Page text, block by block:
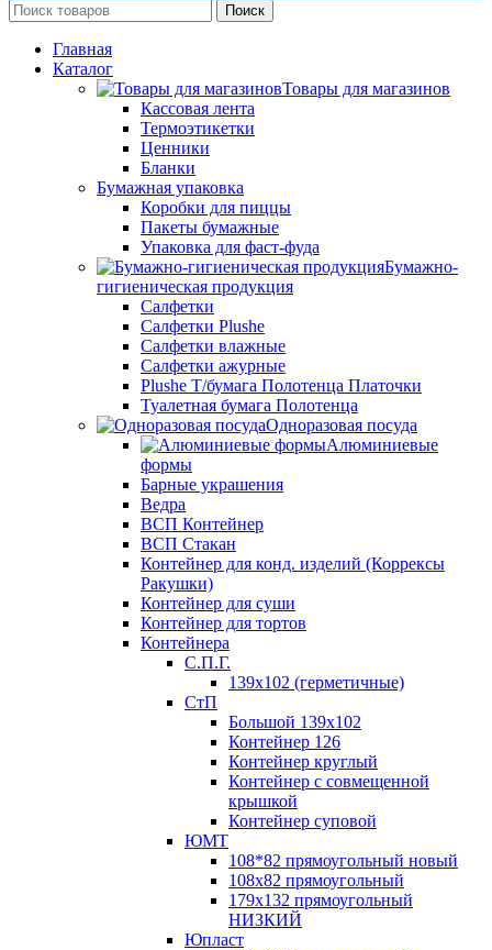
Поиск
Главная
Каталог
Товары для магазинов
Кассовая лента
Термоэтикетки
Ценники
Бланки
Бумажная упаковка
Коробки для пиццы
Пакеты бумажные
Упаковка для фаст-фуда
Бумажно-
гигиеническая продукция
Салфетки
Салфетки Plushe
Салфетки влажные
Салфетки ажурные
Plushe Т/бумага Полотенца Платочки
Туалетная бумага Полотенца
Одноразовая посуда
Алюминиевые
формы
Барные украшения
Ведра
ВСП Контейнер
ВСП Стакан
Контейнер для конд. изделий (Коррексы
Ракушки)
Контейнер для суши
Контейнер для тортов
Контейнера
С.П.Г.
139х102 (герметичные)
СтП
Большой 139х102
Контейнер 126
Контейнер круглый
Контейнер с совмещенной
крышкой
Контейнер суповой
ЮМТ
108*82 прямоугольный новый
108х82 прямоугольный
179х132 прямоугольный
НИЗКИЙ
Юпласт